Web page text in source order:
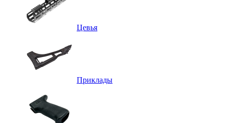
Цевья
Приклады